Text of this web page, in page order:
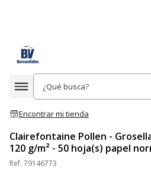
Afficher la navigation
Encontrar mi tienda
Clairefontaine Pollen -
120 g/m² - 50 hoja(s) papel
Ref. 79146773